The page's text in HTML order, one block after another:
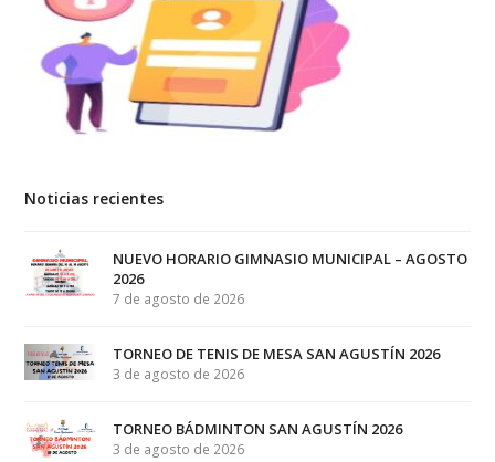
Noticias recientes
NUEVO HORARIO GIMNASIO MUNICIPAL – AGOSTO
2026
7 de agosto de 2026
TORNEO DE TENIS DE MESA SAN AGUSTÍN 2026
3 de agosto de 2026
TORNEO BÁDMINTON SAN AGUSTÍN 2026
3 de agosto de 2026